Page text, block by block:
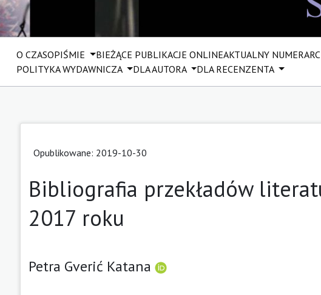
O CZASOPIŚMIE BIEŻĄCE PUBLIKACJE ONLINEAKTUALNY NUMER
POLITYKA WYDAWNICZA
DLA AUTORA DLA RECENZENTA
Opublikowane: 2019-10-30
Bibliografia przekładów
2017 roku
Petra Gverić Katana